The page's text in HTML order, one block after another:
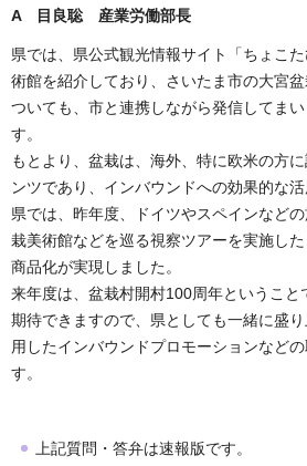
A 目良聡 産業労働部長
県では、県公式観光情報サイト「ちょこ
術館を紹介しており、さいたま市の大宮
ついても、市と連携しながら発信してま
す。
もとより、盆栽は、海外、特に欧米の方
ンツであり、インバウンドへの効果的な活
県では、昨年度、ドイツやスペインなど
栽美術館などを巡る視察ツアーを実施し
商品化が実現しました。
来年度は、盆栽村開村100周年ということ
期待できますので、県としても一緒に盛
用したインバウンドプロモーションなど
す。
上記質問・答弁は速報版です。